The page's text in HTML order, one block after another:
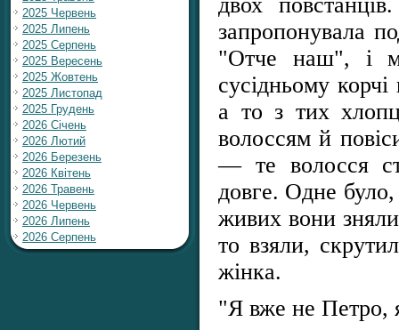
2025 Червень
2025 Липень
2025 Серпень
2025 Вересень
2025 Жовтень
2025 Листопад
2025 Грудень
2026 Січень
2026 Лютий
2026 Березень
2026 Квітень
2026 Травень
2026 Червень
2026 Липень
2026 Серпень
двох
запропонувала
"Отче наш", і
сусідньому
а то з тих
волоссям й
— те волосся
довге. Одне
живих вони
то взяли,
жінка.
"Я вже не